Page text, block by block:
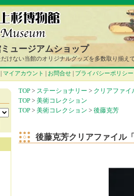
ュージアムショップ
けない当館のオリジナルグッズを多数取り揃え
マイアカウント お問合せ プライバシーポリシー
TOP > ステーショナリー > クリアファイ
TOP > 美術コレクション
TOP > 美術コレクション > 後藤克芳
後藤克芳クリアファイル